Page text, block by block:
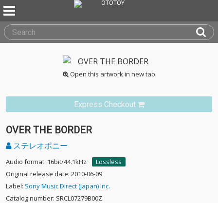
Open this artwork in new tab
Express Checkout
OVER THE BORDER
ステレオポニー
Audio format: 16bit/44.1kHz
Lossless
Original release date: 2010-06-09
Label: Sony Music Direct (Japan) Inc.
Catalog number: SRCL07279B00Z